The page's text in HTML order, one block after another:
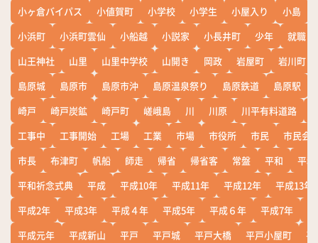
小ヶ倉バイパス 小値賀町 小学校 小学生 小屋入り 小島
小浜町
小浜町雲仙 小船越 小説家 小長井町 少年
就職
山王神社
山里 山里中学校 山開き 岡政 岩屋町
岩川町
島原城
島原市 島原市沖 島原温泉祭り 島原鉄道 島原駅
崎戸
崎戸炭鉱 崎戸町 嵯峨島 川 川原 川平有料道路
工事中
工事開始 工場 工業 市場 市役所 市民
市民会
市長
布津町 帆船 師走 帰省 帰省客 常盤 平和
平
平和祈念式典
平成 平成10年 平成11年 平成12年
平成13年
平成2年
平成3年 平成４年 平成5年 平成６年 平成7年
平成元年
平成新山 平戸 平戸城 平戸大橋 平戸小屋町
平